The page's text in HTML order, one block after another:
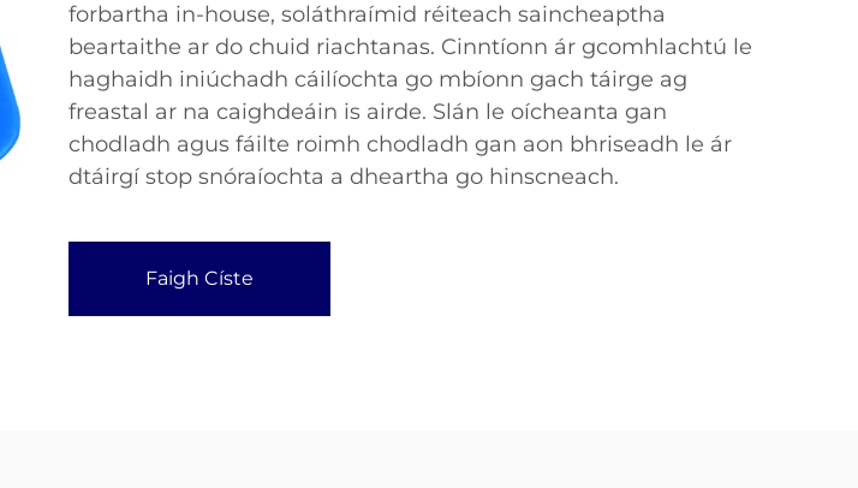
forbartha in-house, soláthraímid réiteach saincheaptha
beartaithe ar do chuid riachtanas. Cinntíonn ár gcomhlachtú le
haghaidh iniúchadh cáilíochta go mbíonn gach táirge ag
freastal ar na caighdeáin is airde. Slán le oícheanta gan
chodladh agus fáilte roimh chodladh gan aon bhriseadh le ár
dtáirgí stop snóraíochta a dheartha go hinscneach.
Faigh Císte